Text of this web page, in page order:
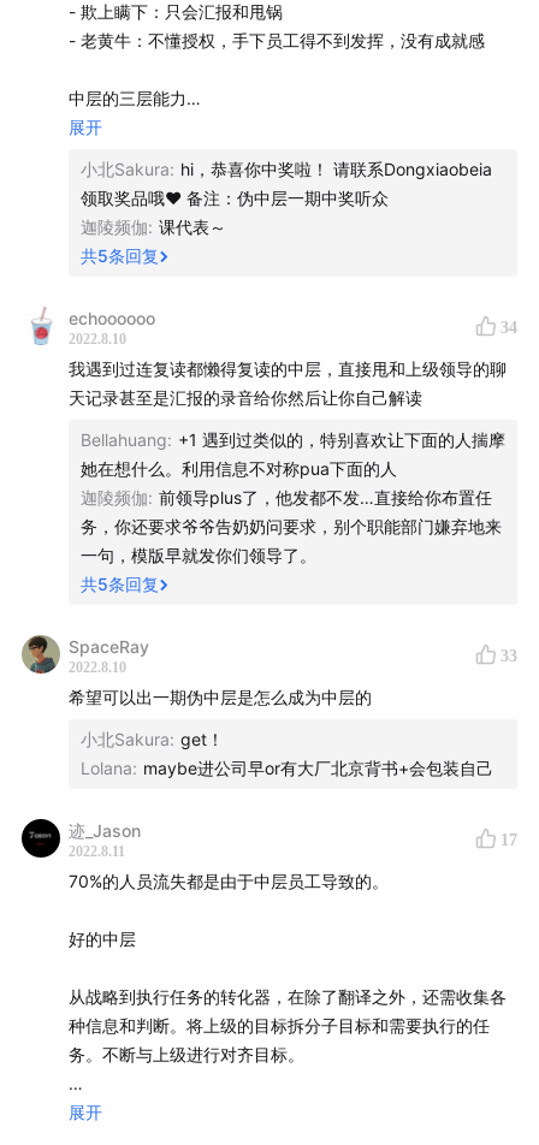
的中层不懂得授权，凡事自己上，最终无法激发团队活
针对不同类型的伪中层，他也从高管视角、中层视角、员
工视角分别给出了建议。比如作为高管，要具备接触一线
信息的能力，伪中层无法生存的企业，一定是老板花了大
量时间来获取一线信息的企业；作为普通员工，最好是在
面试的时候就通过提问识别出伪中层。
别出来之后如何应对，无论你在公司中处于哪个角色，都
可以在节目中找到对应的方法。
欢迎大家在评论区分享你听完本期节目的感受，我们会选
出 5 位听众，送上于冬琪推荐的《亚马逊逆向工作法》。
点击获取本期飞书妙记逐字稿
Zara ，飞书产品经理
【嘉宾】
，某大厂业务线COO、三节课早期合伙人
03:43 传话筒型的伪中层
06:05 欺上瞒下型的伪中层
汇报前要彩排
高管遇到伪中层怎么办？
伪中层无法生存的企业，一定是老板花了大量时间
获取一线信息的企业
遇到平级的伪中层怎么办？
普通员工遇到伪中层怎么办？
- 欺上瞒下：只会汇报和甩锅
- 老黄牛：不懂授权，手下员工得不到发挥，没有成就感
中层的三层能力
- 向上的战略理解能力
- 管理能力：能不能发挥好手下员工的能动性
如何应对伪中层
- 高层视角：大老板走到一线(包括访谈一线客户、与一线员
要降低大老板获取一线信息的成本
- 中层视角：（1）把信息(问题和功劳)尽可能快地传递到老
板处，因为往往谁先说，谁就有先发优势，后面说的在大老
观地陈述数据的变化和具体过程，体现自己对业务的思考和
洞察，老板自然会 get 到这是你做出来的一个成绩
- 员工视角：老板是伪中层，如果能汇报且为你争取利益没
问题，但往往伪中层都会把利益归到自己身上；与伪中层相
处：（1）不独食且有能力类型：要让伪中层觉得你是他的自
己人，为他解决问题然后你分得相应的利益（2）独食或无能
路，但工作时间长了，可以想办法干掉），关键是打破信息
壁垒，但是要提防伪中层的+1 也是一个伪中层（向伪中层+1
反映时要关系到他的实际利益，比如说可能会影响公司的股
价或期权价格）
（3）避免伪中层当自己的老板，面试时反问的一些技巧 1）
滋养伪中层【合理的范式应该是从上到下定目标，有独立的
裁判】2）高层是否会有 all hands 或者 -1、-2 的 one
one3）反问面试官做过的最有意义的或者印象深刻成果，如
工有哪几个来源；伪中层一般会带着自己的嫡系，形成一个
羊【合理的范式应该是老板手下有多个来源，存在有能力的
老员工，能够信服这个老板】
展开
小北Sakura: hi，恭喜你中奖啦！ 请联系Dongxiaobeia
领取奖品哦♥ 备注：伪中层一期中奖听众
迦陵频伽: 课代表～
共5条回复
echoooooo
2022.8.10
34
我遇到过连复读都懒得复读的中层，直接甩和上级领导的聊
天记录甚至是汇报的录音给你然后让你自己解读
Bellahuang: +1 遇到过类似的，特别喜欢让下面的人揣摩
她在想什么。利用信息不对称pua下面的人
迦陵频伽: 前领导plus了，他发都不发…直接给你布置任
务，你还要求爷爷告奶奶问要求，别个职能部门嫌弃地来
一句，模版早就发你们领导了。
共5条回复
SpaceRay
2022.8.10
33
希望可以出一期伪中层是怎么成为中层的
小北Sakura: get！
Lolana: maybe进公司早or有大厂北京背书+会包装自己
迹_Jason
2022.8.11
17
70%的人员流失都是由于中层员工导致的。
好的中层
从战略到执行任务的转化器，在除了翻译之外，还需收集各
种信息和判断。将上级的目标拆分子目标和需要执行的任
务。不断与上级进行对齐目标。
伪中层的定义
展开